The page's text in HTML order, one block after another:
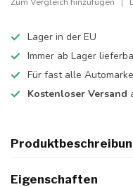
Lager in der EU
Immer ab Lager
Für fast alle
Kostenloser Versand
Eigenschaften